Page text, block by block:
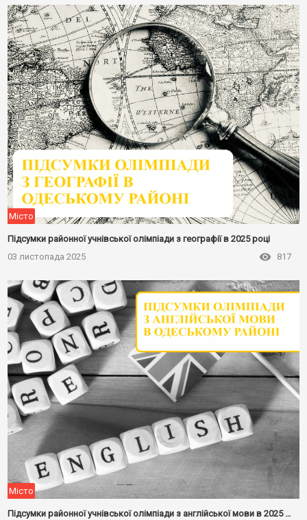
Місто
Підсумки районної учнівської олімпіади з географії в 2025 році
03 листопада 2025
817
Місто
Підсумки районної учнівської олімпіади з англійської мови в 2025 році